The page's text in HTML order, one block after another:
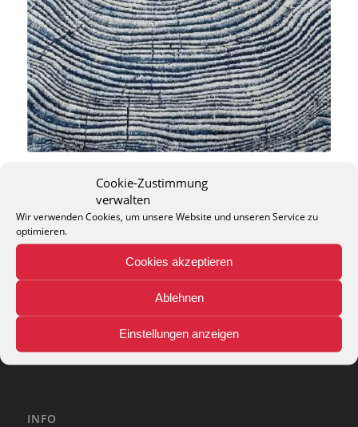
Cookie-Zustimmung
verwalten
Wir verwenden Cookies, um unsere Website und unseren Service zu
optimieren.
Cookies akzeptieren
Ablehnen
Einstellungen anzeigen
THEO KELLER GMBH
Lohackerstr. 30
phone: + 49 (2327) 3083 - 20
info@theko-collection.com
INFO